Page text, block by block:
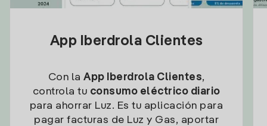
App Iberdrola Clientes
Con la App Iberdrola Clientes,
controla tu consumo eléctrico diario
para ahorrar Luz. Es tu aplicación para
pagar facturas de Luz y Gas, aportar